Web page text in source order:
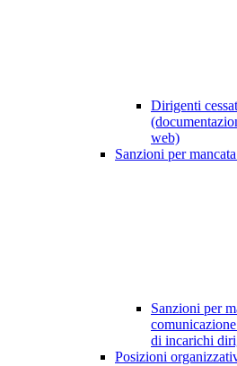
Dirigenti
web)
Sanzioni per
Sanzioni per
di incarichi
Posizioni